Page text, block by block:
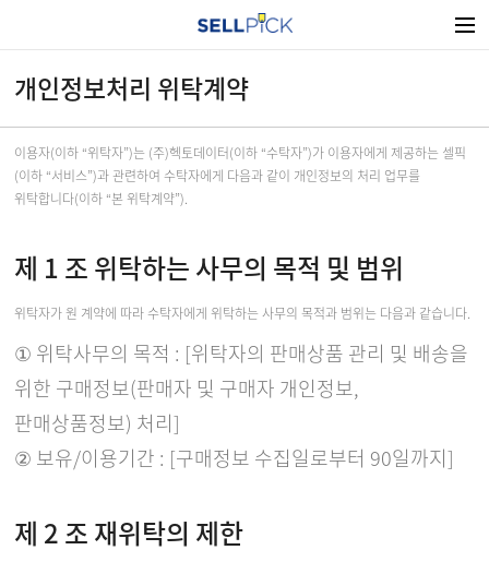
개인정보처리 위탁계약
이용자(이하 “위탁자”)는 (주)헥토데이터(이하 “수탁자”)가 이용자에게 제공하는 셀픽
(이하 “서비스”)과 관련하여 수탁자에게 다음과 같이 개인정보의 처리 업무를
위탁합니다(이하 “본 위탁계약”).
제 1 조 위탁하는 사무의 목적 및 범위
위탁자가 원 계약에 따라 수탁자에게 위탁하는 사무의 목적과 범위는 다음과 같습니다.
① 위탁사무의 목적 : [위탁자의 판매상품 관리 및 배송을
위한 구매정보(판매자 및 구매자 개인정보,
판매상품정보) 처리]
② 보유/이용기간 : [구매정보 수집일로부터 90일까지]
제 2 조 재위탁의 제한